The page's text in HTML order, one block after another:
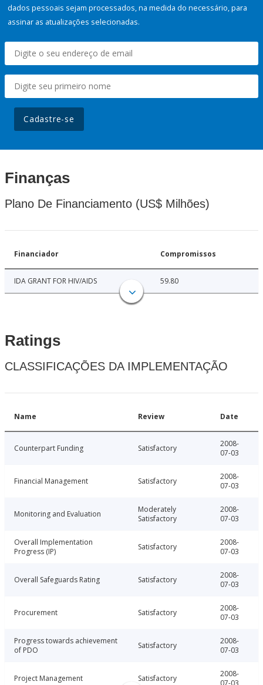
dados pessoais sejam processados, na medida do necessário, para
assinar as atualizações selecionadas.
Cadastre-se
Finanças
Plano De Financiamento (US$ Milhões)
Financiador Compromissos
IDA GRANT FOR HIV/AIDS 59.80
Ratings
CLASSIFICAÇÕES DA IMPLEMENTAÇÃO
Name Review Date
Counterpart Funding Satisfactory
2008-
07-03
Financial Management Satisfactory
2008-
07-03
Monitoring and Evaluation
Moderately
Satisfactory
2008-
07-03
Overall Implementation
Progress (IP)
Satisfactory
2008-
07-03
Overall Safeguards Rating Satisfactory
2008-
07-03
Procurement Satisfactory
2008-
07-03
Progress towards achievement
of PDO
Satisfactory
2008-
07-03
Project Management Satisfactory
2008-